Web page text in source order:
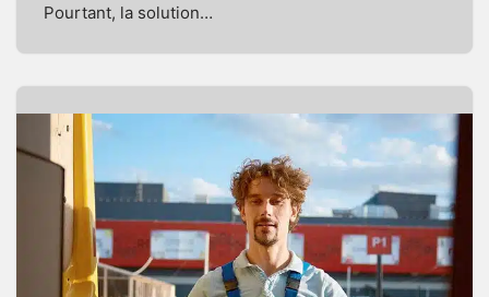
Pourtant, la solution…